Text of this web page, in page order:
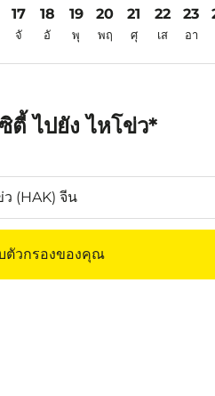
17
จั
18
อั
19
พุ
20
พฤ
21
ศุ
22
เส
23
อา
ตี้ ไปยัง ไหโข่ว*
ตัวกรองของคุณ